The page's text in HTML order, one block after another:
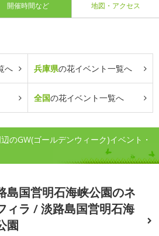
開催時間など 地図・アクセス
へ 兵庫県の花イベント一覧へ
全国の花イベント一覧へ
のGW(ゴールデンウィーク)イベント・
島国営明石海峡公園のネ
ィラ / 淡路島国営明石海
園